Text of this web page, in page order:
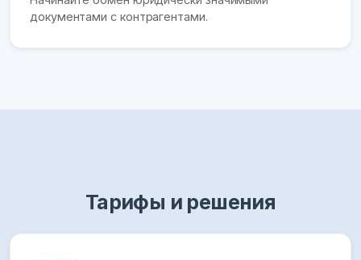
документами с контрагентами.
Тарифы и решения